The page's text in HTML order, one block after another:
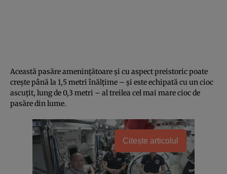
Această pasăre amenințătoare și cu aspect preistoric poate
crește până la 1,5 metri înălțime – și este echipată cu un cioc
ascuțit, lung de 0,3 metri – al treilea cel mai mare cioc de
pasăre din lume.
Citește articolul